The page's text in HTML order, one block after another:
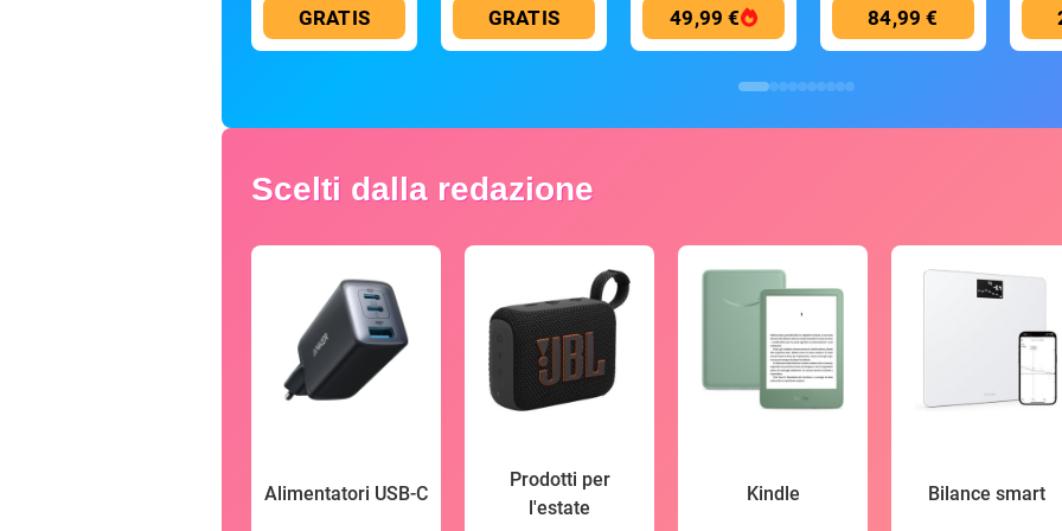
GRATIS GRATIS 49,99 € 84,99 €
Scelti dalla redazione
Alimentatori USB-C
Prodotti per
l'estate
Kindle Bilance smart